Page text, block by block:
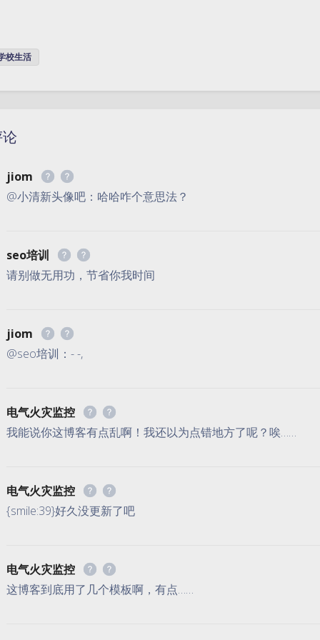
校生活
jiom
@小清新头像吧：哈哈咋个意思法？
seo培训
请别做无用功，节省你我时间
jiom
@seo培训：- -,
电气火灾监控
我能说你这博客有点乱啊！我还以为点错地方了呢？唉……
电气火灾监控
{smile:39}好久没更新了吧
电气火灾监控
这博客到底用了几个模板啊，有点……